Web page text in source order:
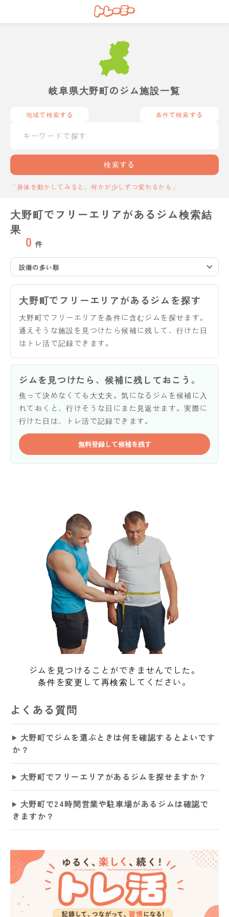
岐阜県大野町のジム施設一覧
地域で検索する 条件で検索する
検索する
「身体を動かしてみると、何かが少しずつ変わるかも」
大野町でフリーエリアがあるジム検索結
果
0 件
設備の多い順
大野町でフリーエリアがあるジムを探す
大野町でフリーエリアを条件に含むジムを探せます。
通えそうな施設を見つけたら候補に残して、行けた日
はトレ活で記録できます。
ジムを見つけたら、候補に残しておこう。
焦って決めなくても大丈夫。気になるジムを候補に入
れておくと、行けそうな日にまた見返せます。実際に
行けた日は、トレ活で記録できます。
無料登録して候補を残す
ジムを見つけることができませんでした。
条件を変更して再検索してください。
よくある質問
大野町でジムを選ぶときは何を確認するとよいです
か？
大野町でフリーエリアがあるジムを探せますか？
大野町で24時間営業や駐車場があるジムは確認で
きますか？